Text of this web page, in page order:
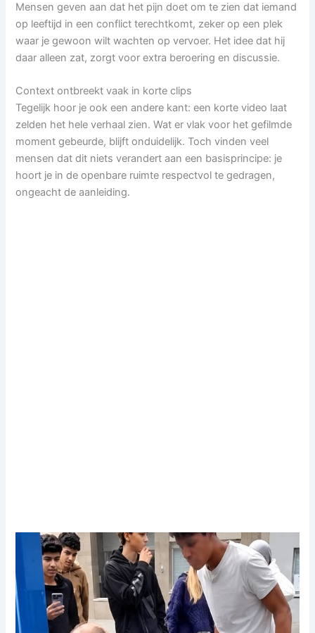
Mensen geven aan dat het pijn doet om te zien dat iemand
op leeftijd in een conflict terechtkomt, zeker op een plek
waar je gewoon wilt wachten op vervoer. Het idee dat hij
daar alleen zat, zorgt voor extra beroering en discussie.
Context ontbreekt vaak in korte clips
Tegelijk hoor je ook een andere kant: een korte video laat
zelden het hele verhaal zien. Wat er vlak voor het gefilmde
moment gebeurde, blijft onduidelijk. Toch vinden veel
mensen dat dit niets verandert aan een basisprincipe: je
hoort je in de openbare ruimte respectvol te gedragen,
ongeacht de aanleiding.